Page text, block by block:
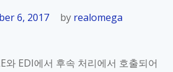
6, 2017 by realomega
와 EDI에서 후속 처리에서 호출되어